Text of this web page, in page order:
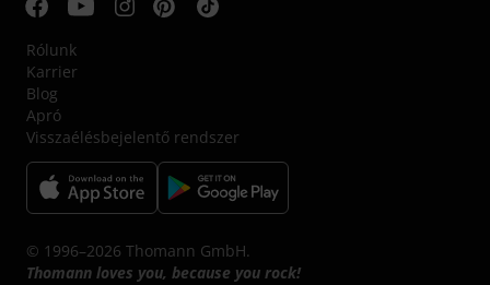
Rólunk
Karrier
Blog
Apró
Visszaélésbejelentő rendszer
© 1996–2026 Thomann GmbH.
Thomann loves you, because you rock!